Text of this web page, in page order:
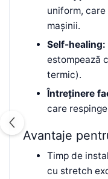
uniform,
mașinii.
Self-healing:
estompează
termic).
Întreținere
care
Avantaje
Timp de
cu stretch